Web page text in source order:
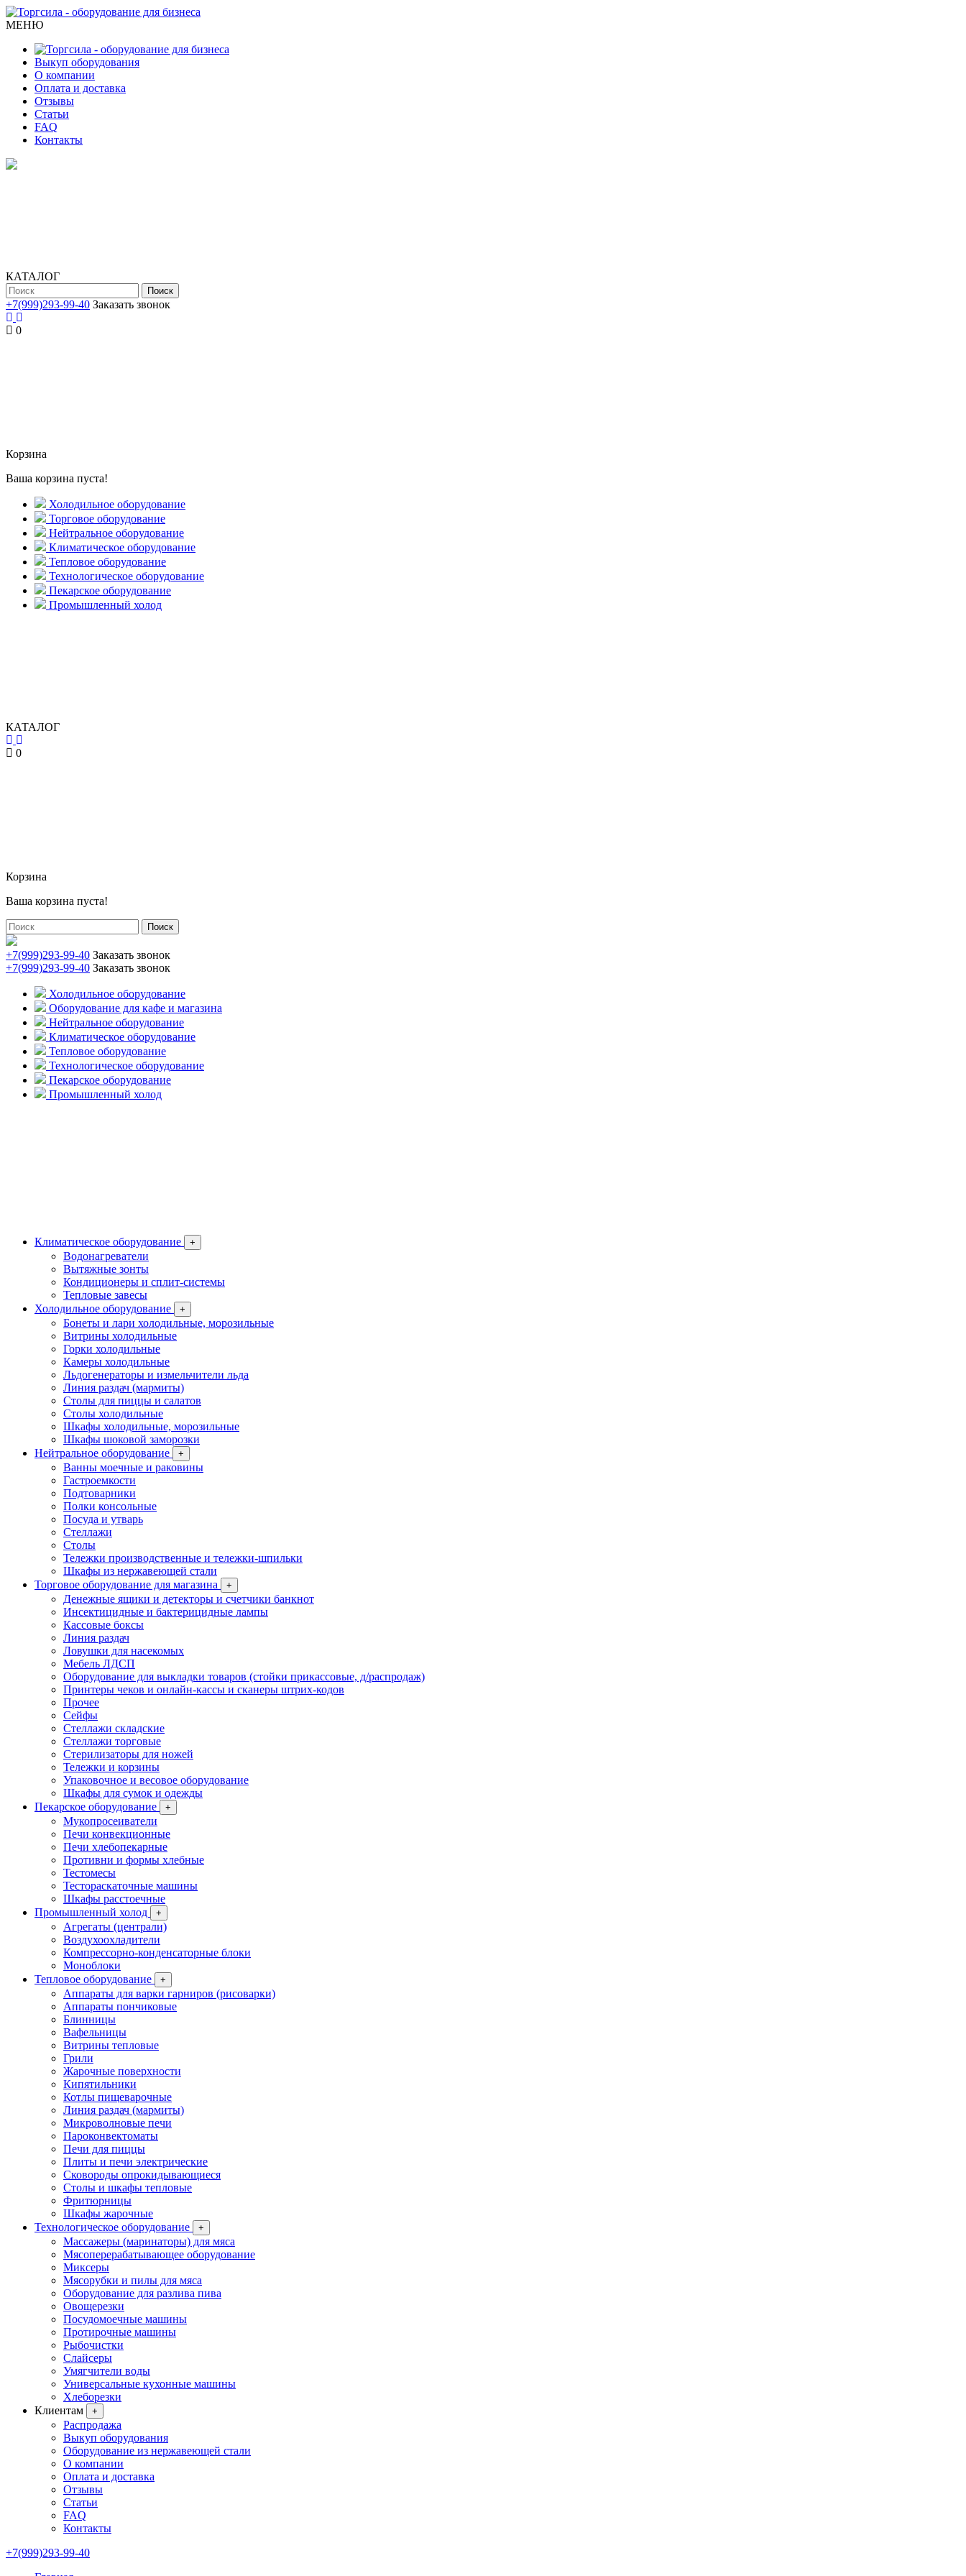
МЕНЮ
Выкуп оборудования
О компании
Оплата и доставка
Отзывы
Статьи
FAQ
Контакты
КАТАЛОГ
Поиск
+7(999)293-99-40 Заказать звонок
0
Корзина
Ваша корзина пуста!
Холодильное оборудование
Торговое оборудование
Нейтральное оборудование
Климатическое оборудование
Тепловое оборудование
Технологическое оборудование
Пекарское оборудование
Промышленный холод
КАТАЛОГ
0
Корзина
Ваша корзина пуста!
Поиск
+7(999)293-99-40 Заказать звонок
+7(999)293-99-40 Заказать звонок
Холодильное оборудование
Оборудование для кафе и магазина
Нейтральное оборудование
Климатическое оборудование
Тепловое оборудование
Технологическое оборудование
Пекарское оборудование
Промышленный холод
Климатическое оборудование +
Водонагреватели
Вытяжные зонты
Кондиционеры и сплит-системы
Тепловые завесы
Холодильное оборудование
+
Бонеты и лари холодильные, морозильные
Витрины холодильные
Горки холодильные
Камеры холодильные
Льдогенераторы и измельчители льда
Линия раздач (мармиты)
Столы для пиццы и салатов
Столы холодильные
Шкафы холодильные, морозильные
Шкафы шоковой заморозки
Нейтральное оборудование
+
Ванны моечные и раковины
Гастроемкости
Подтоварники
Полки консольные
Посуда и утварь
Стеллажи
Столы
Тележки производственные и тележки-шпильки
Шкафы из нержавеющей стали
Торговое оборудование для магазина
+
Денежные ящики и детекторы и счетчики банкнот
Инсектицидные и бактерицидные лампы
Кассовые боксы
Линия раздач
Ловушки для насекомых
Мебель ЛДСП
Оборудование для выкладки товаров (стойки прикассовые, д/распродаж)
Принтеры чеков и онлайн-кассы и сканеры штрих-кодов
Прочее
Сейфы
Стеллажи складские
Стеллажи торговые
Стерилизаторы для ножей
Тележки и корзины
Упаковочное и весовое оборудование
Шкафы для сумок и одежды
Пекарское оборудование
+
Мукопросеиватели
Печи конвекционные
Печи хлебопекарные
Противни и формы хлебные
Тестомесы
Тестораскаточные машины
Шкафы расстоечные
Промышленный холод
+
Агрегаты (централи)
Воздухоохладители
Компрессорно-конденсаторные блоки
Моноблоки
Тепловое оборудование
+
Аппараты для варки гарниров (рисоварки)
Аппараты пончиковые
Блинницы
Вафельницы
Витрины тепловые
Грили
Жарочные поверхности
Кипятильники
Котлы пищеварочные
Линия раздач (мармиты)
Микроволновые печи
Пароконвектоматы
Печи для пиццы
Плиты и печи электрические
Сковороды опрокидывающиеся
Столы и шкафы тепловые
Фритюрницы
Шкафы жарочные
Технологическое оборудование
+
Массажеры (маринаторы) для мяса
Мясоперерабатывающее оборудование
Миксеры
Мясорубки и пилы для мяса
Оборудование для разлива пива
Овощерезки
Посудомоечные машины
Протирочные машины
Рыбочистки
Слайсеры
Умягчители воды
Универсальные кухонные машины
Хлеборезки
Клиентам
+
Распродажа
Выкуп оборудования
Оборудование из нержавеющей стали
О компании
Оплата и доставка
Отзывы
Статьи
FAQ
Контакты
+7(999)293-99-40